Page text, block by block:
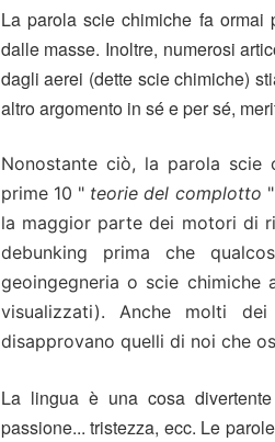
La parola scie chimiche fa ormai
dalle masse. Inoltre, numerosi
dagli aerei (dette scie chimiche)
altro argomento in sé e per sé,
Nonostante ciò, la parola scie
prime 10 " teorie del complotto
la maggior parte dei motori di
debunking prima che
geoingegneria o scie chimiche
visualizzati). Anche molti
disapprovano quelli di noi che
La lingua è una cosa
passione... tristezza, ecc. Le